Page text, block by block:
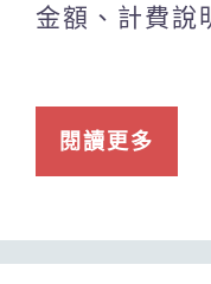
金額、計費說
閱讀更多